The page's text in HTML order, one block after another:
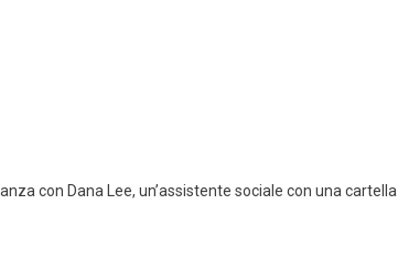
con Dana Lee, un’assistente sociale con una cartella